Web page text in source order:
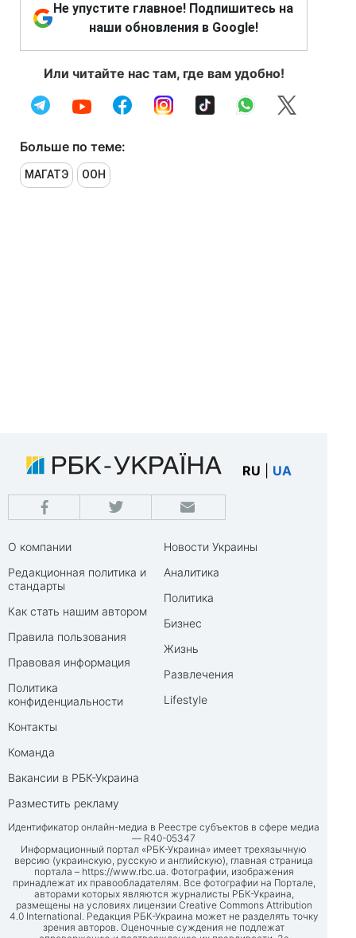
Не упустите главное! Подпишитесь на
наши обновления в Google!
Или читайте нас там, где вам удобно!
Больше по теме:
МАГАТЭ ООН
RU UA
О компании
Редакционная политика и
стандарты
Как стать нашим автором
Правила пользования
Правовая информация
Политика
конфиденциальности
Контакты
Команда
Вакансии в РБК-Украина
Разместить рекламу
Новости Украины
Аналитика
Политика
Бизнес
Жизнь
Развлечения
Lifestyle
Идентификатор онлайн-медиа в Реестре субъектов в сфере медиа
— R40-05347
Информационный портал «РБК-Украина» имеет трехязычную
версию (украинскую, русскую и английскую), главная страница
портала – https://www.rbc.ua. Фотографии, изображения
принадлежат их правообладателям. Все фотографии на Портале,
авторами которых являются журналисты РБК-Украина,
размещены на условиях лицензии Creative Commons Attribution
4.0 International. Редакция РБК-Украина может не разделять точку
зрения авторов. Оценочные суждения не подлежат